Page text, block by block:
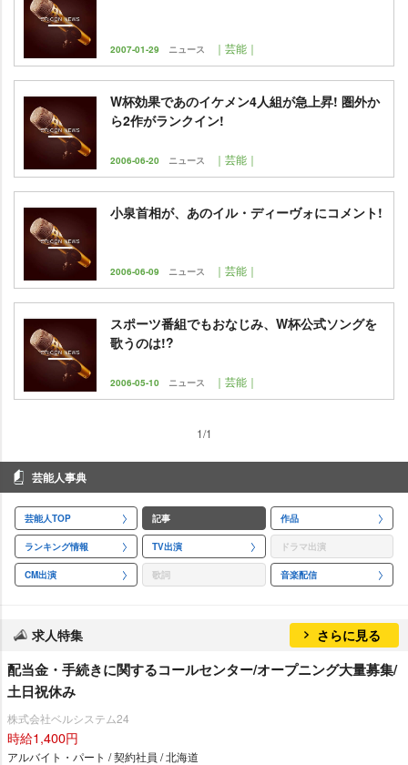
2007-01-29 ニュース ｜芸能｜
W杯効果であのイケメン4人組が急上昇! 圏外か
ら2作がランクイン!
2006-06-20 ニュース ｜芸能｜
小泉首相が、あのイル・ディーヴォにコメント!
2006-06-09 ニュース ｜芸能｜
スポーツ番組でもおなじみ、W杯公式ソングを
歌うのは!?
2006-05-10 ニュース ｜芸能｜
1/1
芸能人事典
芸能人TOP 記事 作品
ランキング情報 TV出演 ドラマ出演
CM出演 歌詞 音楽配信
求人特集 さらに見る
配当金・手続きに関するコールセンター/オープニング大量募集/
土日祝休み
株式会社ベルシステム24
時給1,400円
アルバイト・パート / 契約社員 / 北海道